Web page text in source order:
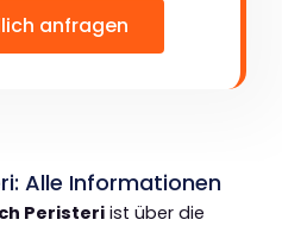
anfragen
Alle Informationen
Peristeriist über die